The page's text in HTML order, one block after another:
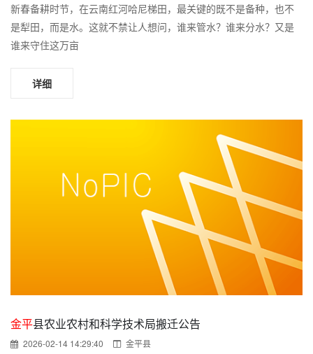
新春备耕时节，在云南红河哈尼梯田，最关键的既不是备种，也不
是犁田，而是水。这就不禁让人想问，谁来管水？谁来分水？又是
谁来守住这万亩
详细
金平县农业农村和科学技术局搬迁公告
2026-02-14 14:29:40 金平县